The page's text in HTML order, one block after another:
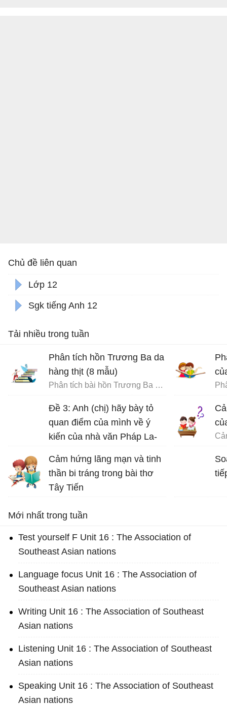
Chủ đề liên quan
Lớp 12
Sgk tiếng Anh 12
Tải nhiều trong tuần
Phân tích hồn Trương Ba da
hàng thịt (8 mẫu)
Phân tích bài hồn Trương Ba da hàng thịt - Văn mẫu 12
Đề 3: Anh (chị) hãy bày tỏ
quan điểm của mình về ý
kiến của nhà văn Pháp La-
nâng cao tinh thần ta lên và
gợi cho ta những tình cảm
cao quý và can đảm,...
Cảm hứng lãng mạn và tinh
thần bi tráng trong bài thơ
Tây Tiến
Mới nhất trong tuần
Test yourself F Unit 16 : The Association of
Southeast Asian nations
Language focus Unit 16 : The Association of
Southeast Asian nations
Writing Unit 16 : The Association of Southeast
Asian nations
Listening Unit 16 : The Association of Southeast
Asian nations
Speaking Unit 16 : The Association of Southeast
Asian nations